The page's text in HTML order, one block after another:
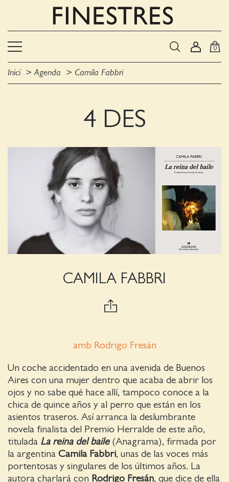
0
Inici Agenda Camila Fabbri
4 DES
CAMILA FABBRI
amb Rodrigo Fresán
Un coche accidentado en una avenida de Buenos
Aires con una mujer dentro que acaba de abrir los
ojos y no sabe qué hace allí, tampoco conoce a la
chica de quince años y al perro que están en los
asientos traseros. Así arranca la deslumbrante
novela finalista del Premio Herralde de este año,
titulada La reina del baile(Anagrama), firmada por
la argentina Camila Fabbri, unas de las voces más
portentosas y singulares de los últimos años. La
autora charlará con Rodrigo Fresán, que dice de ella